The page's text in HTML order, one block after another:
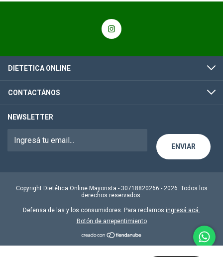
DIETETICA ONLINE
CONTACTÁNOS
NEWSLETTER
Copyright Dietética Online Mayorista - 30718820266 - 2026. Todos los
derechos reservados.
Defensa de las y los consumidores. Para reclamos ingresá acá.
Botón de arrepentimiento